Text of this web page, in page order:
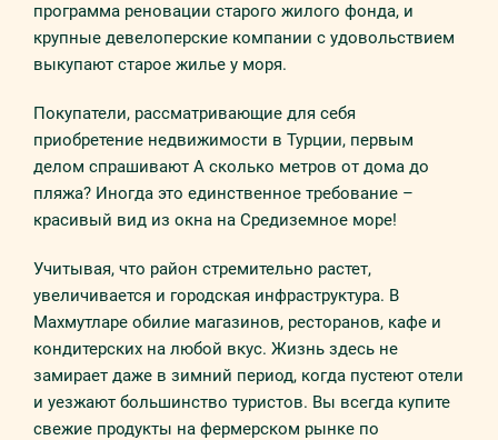
программа реновации старого жилого фонда, и
крупные девелоперские компании с удовольствием
выкупают старое жилье у моря.
Покупатели, рассматривающие для себя
приобретение недвижимости в Турции, первым
делом спрашивают А сколько метров от дома до
пляжа? Иногда это единственное требование –
красивый вид из окна на Средиземное море!
Учитывая, что район стремительно растет,
увеличивается и городская инфраструктура. В
Махмутларе обилие магазинов, ресторанов, кафе и
кондитерских на любой вкус. Жизнь здесь не
замирает даже в зимний период, когда пустеют отели
и уезжают большинство туристов. Вы всегда купите
свежие продукты на фермерском рынке по